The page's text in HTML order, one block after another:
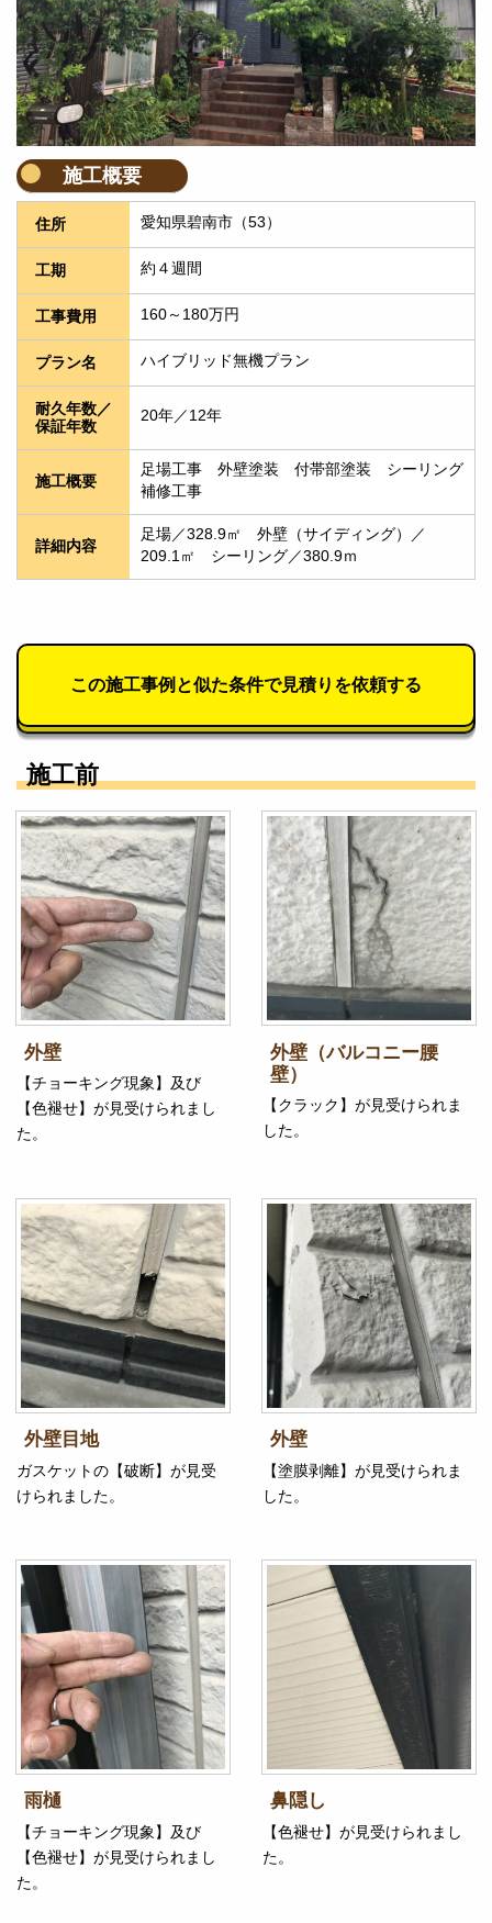
施工概要
住所 愛知県碧南市（53）
工期 約４週間
工事費用 160～180万円
プラン名 ハイブリッド無機プラン
耐久年数／
保証年数
20年／12年
施工概要
足場工事　外壁塗装　付帯部塗装　シーリング
補修工事
詳細内容
足場／328.9㎡　外壁（サイディング）／
209.1㎡　シーリング／380.9ｍ
この施工事例と似た条件で見積りを依頼する
施工前
外壁
【チョーキング現象】及び
【色褪せ】が見受けられまし
た。
外壁（バルコニー腰
壁）
【クラック】が見受けられま
した。
外壁目地
ガスケットの【破断】が見受
けられました。
外壁
【塗膜剥離】が見受けられま
した。
雨樋
【チョーキング現象】及び
【色褪せ】が見受けられまし
た。
鼻隠し
【色褪せ】が見受けられまし
た。